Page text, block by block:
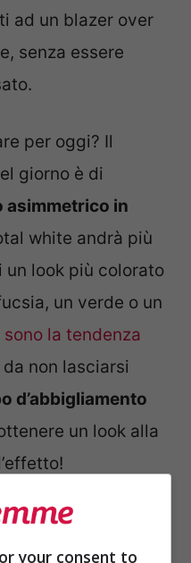
ad un blazer over
senza essere
per oggi? Il
giorno è di
asimmetrico in
white andrà più
un look più colorato
un verde o un
la tendenza
da non lasciarsi
d’abbigliamento
un look alla
con pantaloni
skinny così da
your consent to